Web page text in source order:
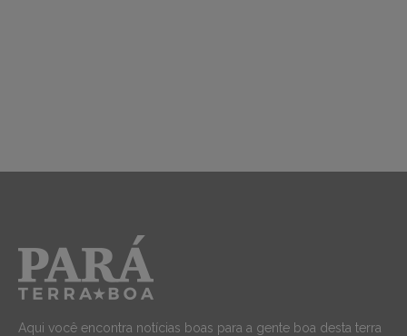
Aqui você encontra notícias boas para a gente boa desta terra